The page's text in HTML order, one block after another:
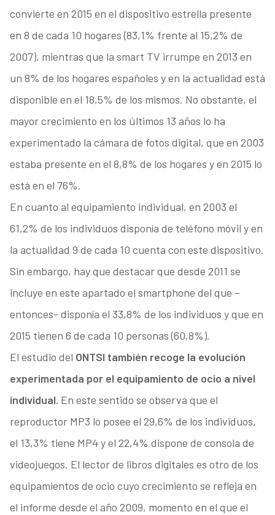
convierte en 2015 en el dispositivo estrella presente
en 8 de cada 10 hogares (83,1% frente al 15,2% de
2007), mientras que la smart TV irrumpe en 2013 en
un 8% de los hogares españoles y en la actualidad está
disponible en el 18,5% de los mismos. No obstante, el
mayor crecimiento en los últimos 13 años lo ha
experimentado la cámara de fotos digital, que en 2003
estaba presente en el 8,8% de los hogares y en 2015 lo
está en el 76%.
En cuanto al equipamiento individual, en 2003 el
61,2% de los individuos disponía de teléfono móvil y en
la actualidad 9 de cada 10 cuenta con este dispositivo.
Sin embargo, hay que destacar que desde 2011 se
incluye en este apartado el smartphone del que –
entonces- disponía el 33,8% de los individuos y que en
2015 tienen 6 de cada 10 personas (60,8%).
El estudio del ONTSI también recoge la evolución
experimentada por el equipamiento de ocio a nivel
individual. En este sentido se observa que el
reproductor MP3 lo posee el 29,6% de los individuos,
el 13,3% tiene MP4 y el 22,4% dispone de consola de
videojuegos. El lector de libros digitales es otro de los
equipamientos de ocio cuyo crecimiento se refleja en
el informe desde el año 2009, momento en el que el